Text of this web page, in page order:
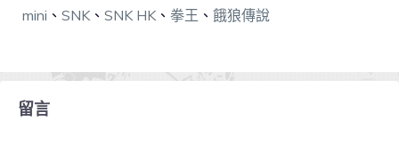
mini 、 SNK 、 SNK HK 、 拳王 、 餓狼傳說
留言